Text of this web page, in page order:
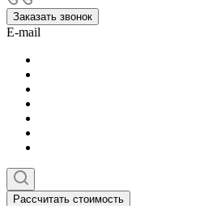
Заказать звонок
E-mail
Рассчитать стоимость